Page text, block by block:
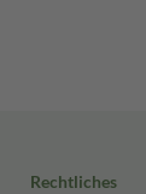
Rechtliches